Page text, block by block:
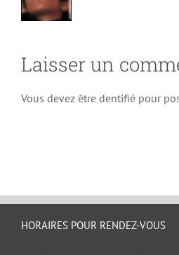
Laisser un
Vous devez être dentifié pour
HORAIRES POUR RENDEZ-VOUS